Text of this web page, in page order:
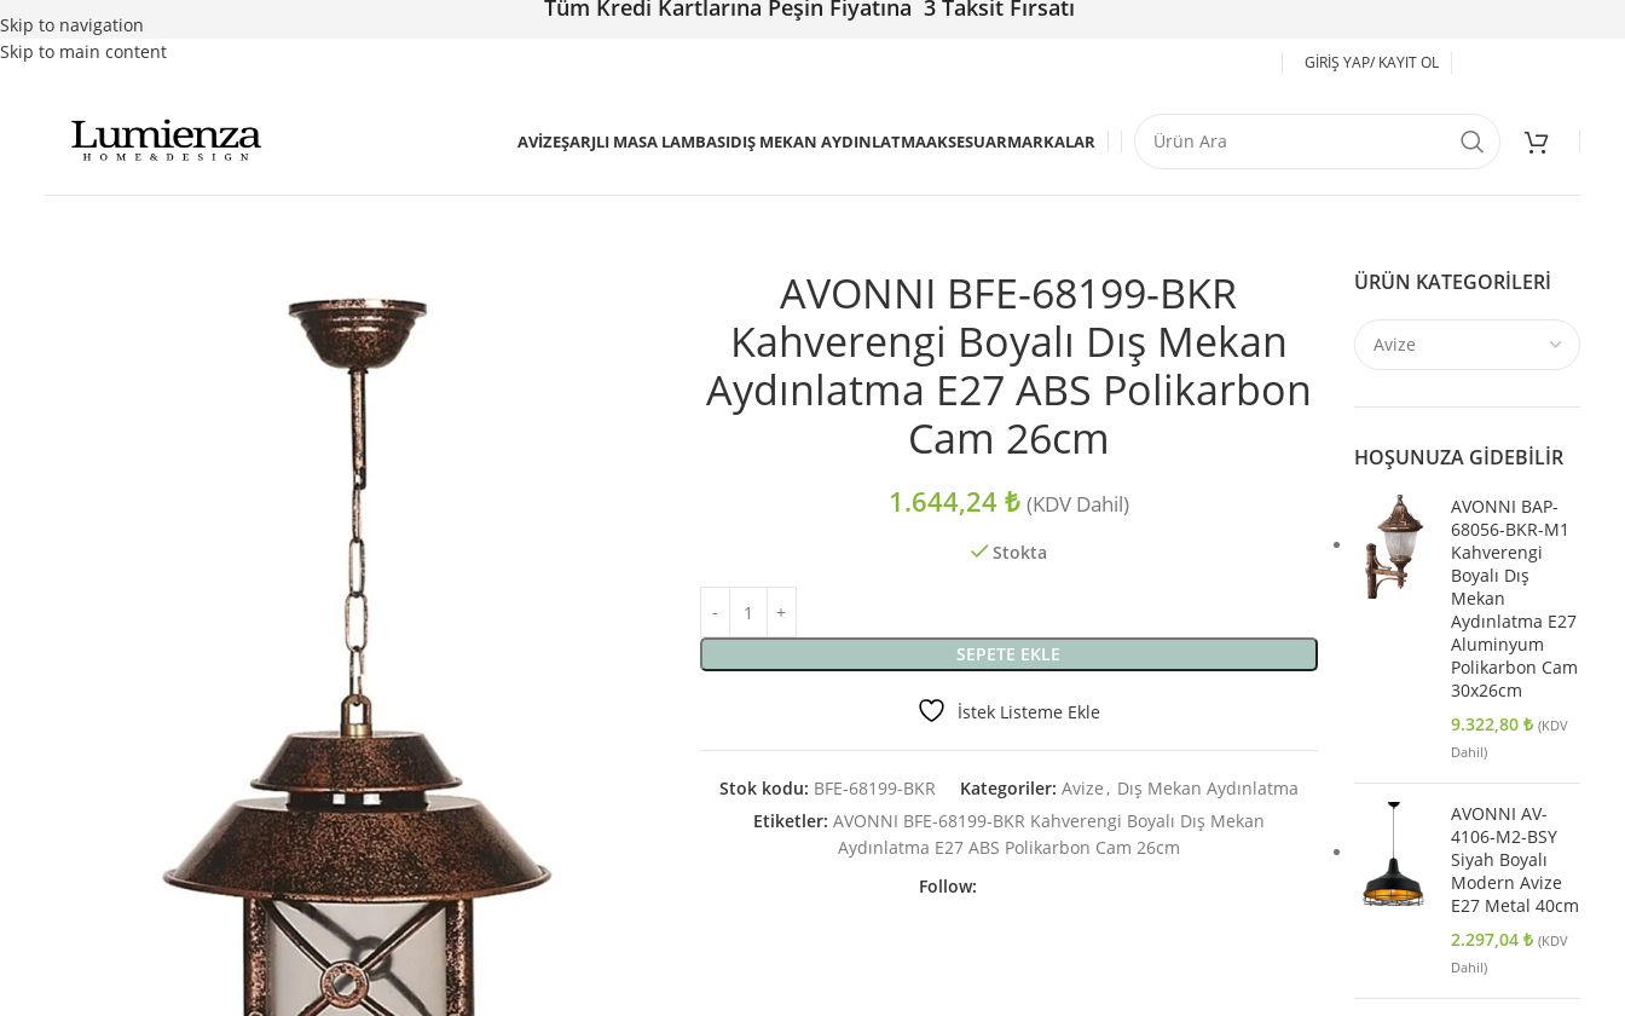
Skip to navigation
Skip to main content
Tüm Kredi Kartlarına Peşin Fiyatına 3 Taksit Fırsatı
GIRIŞ YAP/ KAYIT OL
AVIZEŞARJLI MASA LAMBASIDIŞ MEKAN AYDINLATMAAKSESUARMARKALAR
AVONNI BFE-68199-BKR
Kahverengi Boyalı Dış Mekan
Aydınlatma E27 ABS Polikarbon
Cam 26cm
1.644,24 ₺ (KDV Dahil)
Stokta
SEPETE EKLE
İstek Listeme Ekle
Stok kodu: BFE-68199-BKR Kategoriler: Avize , Dış Mekan Aydınlatma
Etiketler: AVONNI BFE-68199-BKR Kahverengi Boyalı Dış Mekan
Aydınlatma E27 ABS Polikarbon Cam 26cm
Follow:
ÜRÜN KATEGORILERI
HOŞUNUZA GIDEBILIR
AVONNI BAP-
68056-BKR-M1
Kahverengi
Boyalı Dış
Mekan
Aydınlatma E27
Aluminyum
Polikarbon Cam
30x26cm
9.322,80₺ (KDV
Dahil)
AVONNI AV-
4106-M2-BSY
Siyah Boyalı
Modern Avize
E27 Metal 40cm
2.297,04₺ (KDV
Dahil)